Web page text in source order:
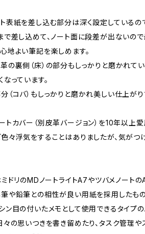
表紙を差し込む部分は深く設定しているの
で差し込めて、ノート面に段差が出ないの
地よい筆記を楽しめます。
の裏側（床）の部分もしっかりと磨かれて
なっています。
（コバ）もしっかりと磨かれ美しい仕上がり
トカバー（別皮革バージョン）を10年以上
々浮気をすることはありましたが、気がつ
ドリのMDノートライトA7やツバメノートの
や鉛筆との相性が良い用紙を採用したも
ン目の付いたメモとして使用できるタイプ
々の思いつきを書き留めたり、タスク管理